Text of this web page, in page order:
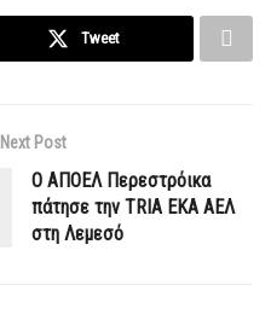
Tweet
Next Post
Ο ΑΠΟΕΛ Περεστρόικα
πάτησε την TRIA EKA AEΛ
στη Λεμεσό